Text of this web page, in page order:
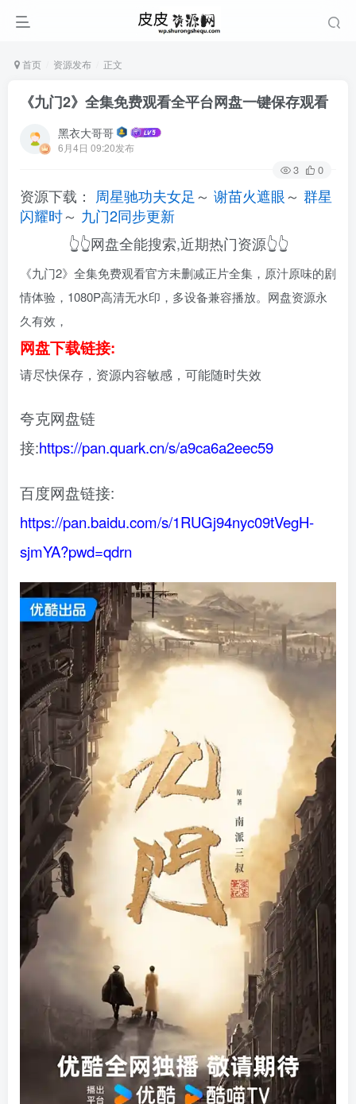
首页 资源发布 正文
《九门2》全集免费观看全平台网盘一键保存观看
黑衣大哥哥
6月4日 09:20发布
3 0
资源下载： 周星驰功夫女足 ～ 谢苗火遮眼～ 群星
闪耀时～ 九门2同步更新
👆👆网盘全能搜索,近期热门资源👆👆
《九门2》全集免费观看官方未删减正片全集，原汁原味的剧
情体验，1080P高清无水印，多设备兼容播放。网盘资源永
久有效，
网盘下载链接:
请尽快保存，资源内容敏感，可能随时失效
夸克网盘链
接:https://pan.quark.cn/s/a9ca6a2eec59
百度网盘链接:
https://pan.baidu.com/s/1RUGj94nyc09tVegH-
sjmYA?pwd=qdrn